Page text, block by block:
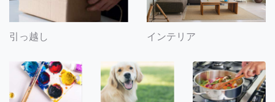
引っ越し インテリア